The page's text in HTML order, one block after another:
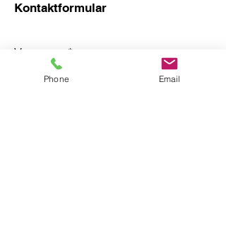
Kontaktformular
Vorname *
Phone Email